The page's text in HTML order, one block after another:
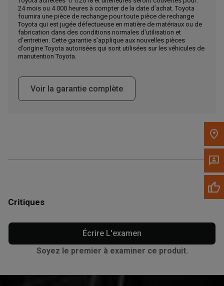
Envoyez un message au concessionnaire
Écrivez-nous
24 mois ou 4 000 heures à compter de la date d’achat. Toyota
fournira une pièce de rechange pour toute pièce de rechange
Toyota qui est jugée défectueuse en matière de matériaux ou de
fabrication dans des conditions normales d’utilisation et
d’entretien. Cette garantie s’applique aux nouvelles pièces
d’origine Toyota autorisées qui sont utilisées sur les véhicules de
manutention Toyota.
Voir la garantie complète
Critiques
Écrire L'examen
Soyez le premier à examiner ce produit.